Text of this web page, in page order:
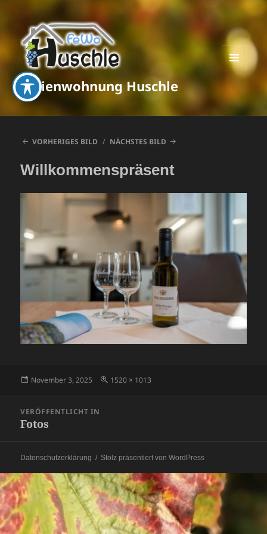
Ferienwohnung Huschle
MENÜ
UND
WIDGETS
VORHERIGES BILD NÄCHSTES BILD
Willkommenspräsent
Veröffentlicht
November 3, 2025 Originalgröße
1520 × 1013
VERÖFFENTLICHT IN
Fotos
Datenschutzerklärung Stolz präsentiert von WordPress